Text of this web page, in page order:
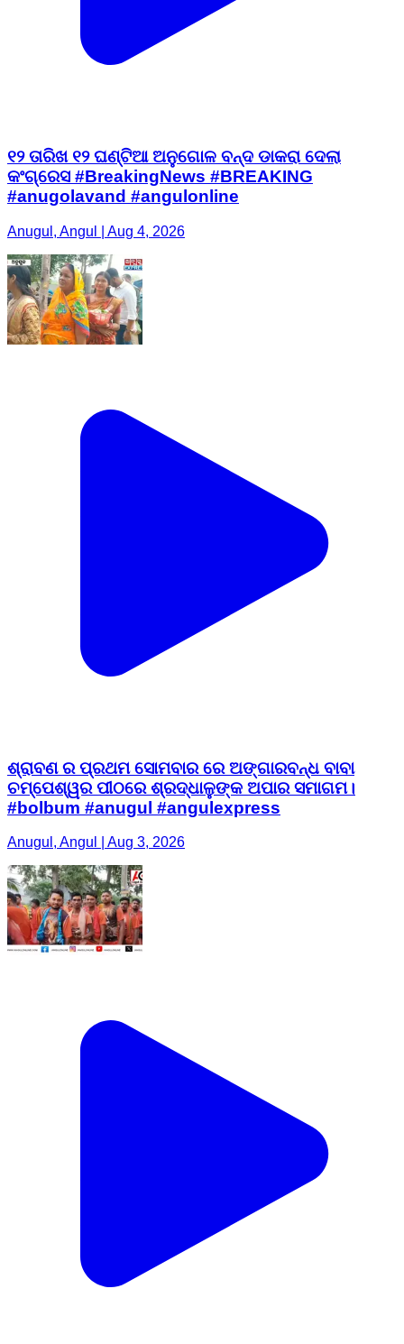
୧୨ ତାରିଖ ୧୨ ଘଣ୍ଟିଆ ଅନୁଗୋଳ ବନ୍ଦ ଡାକରା ଦେଲା
କଂଗ୍ରେସ #BreakingNews #BREAKING
#anugolavand #angulonline
Anugul, Angul | Aug 4, 2026
ଶ୍ରାବଣ ର ପ୍ରଥମ ସୋମବାର ରେ ଅଙ୍ଗାରବନ୍ଧ ବାବା
ଚମ୍ପେଶ୍ୱର ପୀଠରେ ଶ୍ରଦ୍ଧାଳୁଙ୍କ ଅପାର ସମାଗମ।
#bolbum #anugul #angulexpress
Anugul, Angul | Aug 3, 2026